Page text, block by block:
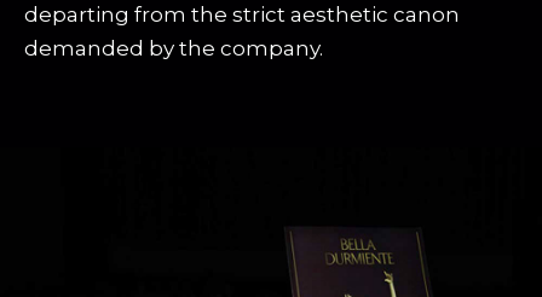
departing from the strict aesthetic canon
demanded by the company.